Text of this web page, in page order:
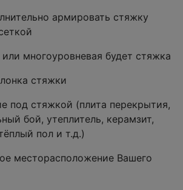
армировать стяжку
многоуровневая будет стяжка
стяжки
под стяжкой (плита перекрытия,
бой, утеплитель, керамзит,
пол и т.д.)
месторасположение Вашего